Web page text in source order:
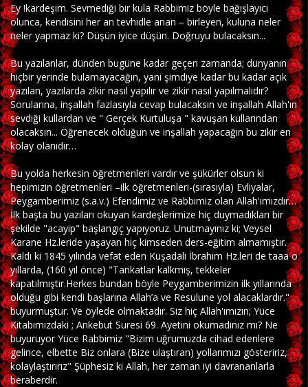
Ey !kardeşim. Sevmediği bir kula Rabbimiz böyle bağışlayıcı
olunca, kendisini her an tevhidle anan – birleyen, kuluna neler
neler yapmaz ki? Düşün iyice düşün. Doğruyu bulacaksın...
Bu yazılanlar, dünden bugüne kadar geçen zamanda; dünyanın
hiçbir yerinde bulamayacağın, yani şimdiye kadar bu kadar açık
yazılan, yazılarda zikir nasıl yapılır ve zikir nasıl yapılmalıdır?
Sorularına, inşallah fazlasıyla cevap bulacaksın ve inşallah Allah'ın
sevdiği kullardan ve " Gerçek Kurtuluşa " kavuşan kullarından
olacaksın... Öğrenecek olduğun ve inşallah yapacağın bu zikir en
kolay olanıdır…
Bu yolda herkesin öğretmenleri vardır ve şükürler olsun ki
hepimizin öğretmenleri –ilk öğretmenleri-(sırasıyla) Evliyalar,
Peygamberimiz (s.a.v.) Efendimiz ve Rabbimiz olan Allah'ımızdır…
İlk başta bu yazıları okuyan kardeşlerimize hiç duymadıkları bir
şekilde "acayip" başlangıç yapıyoruz. Unutmayınız ki; Veysel
Karane Hz.leride yaşayan hiç kimseden ders-eğitim almamıştır.
Kaldı ki 1845 yılında vefat eden Kuşadalı İbrahim Hz.leri de taaa o
yıllarda, (160 yıl önce) "Tarikatlar kalkmış, tekkeler
kapatılmıştır.Herkes bundan böyle Peygamberimizin ilk yıllarında
olduğu gibi kendi başlarına Allah’a ve Resulune yol alacaklardır."
buyurmuştur. Ve öylede olmaktadır. Siz hiç Allah'ımızın; Yüce
Kitabımızdaki ; Ankebut Suresi 69. Ayetini okumadınız mı? Ne
buyuruyor Yüce Rabbimiz "Bizim uğrumuzda cihad edenlere
gelince, elbette Biz onlara (Bize ulaştıran) yollarımızı gösteririz,
kolaylaştırırız" Şüphesiz ki Allah, her zaman iyi davrananlarla
beraberdir.